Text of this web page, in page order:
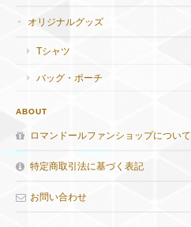
オリジナルグッズ
Tシャツ
バッグ・ポーチ
ABOUT
ロマンドールファンショップについて
特定商取引法に基づく表記
お問い合わせ